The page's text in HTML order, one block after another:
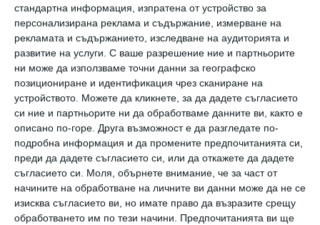
стандартна информация, изпратена от устройство за
персонализирана реклама и съдържание, измерване на
рекламата и съдържанието, изследване на аудиторията и
развитие на услуги. С ваше разрешение ние и партньорите
ни може да използваме точни данни за географско
позициониране и идентификация чрез сканиране на
устройството. Можете да кликнете, за да дадете съгласието
си ние и партньорите ни да обработваме данните ви, както е
описано по-горе. Друга възможност е да разгледате по-
подробна информация и да промените предпочитанията си,
преди да дадете съгласието си, или да откажете да дадете
съгласието си.
Моля, обърнете внимание, че за част от
начините на обработване на личните ви данни може да не се
изисква съгласието ви, но имате право да възразите срещу
обработването им по тези начини. Предпочитанията ви ще
И на двете групи била дадена възможност да
научат корейски език. Момчетата с
корейски произход се справили много по-
добре, дори и като произношение, макар
никога да не са учили този език.
Но докато са били в утробата и след
раждането, те са имали възможност да го
слушат и запомнят. И сега това им е
помогнало.